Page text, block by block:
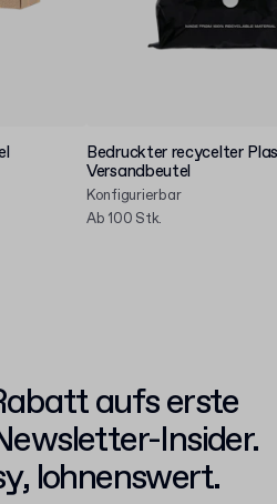
Bedruckter recycelter
Versandbeutel
Konfigurierbar
Ab 100 Stk.
aufs erste
Insider.
lohnenswert.